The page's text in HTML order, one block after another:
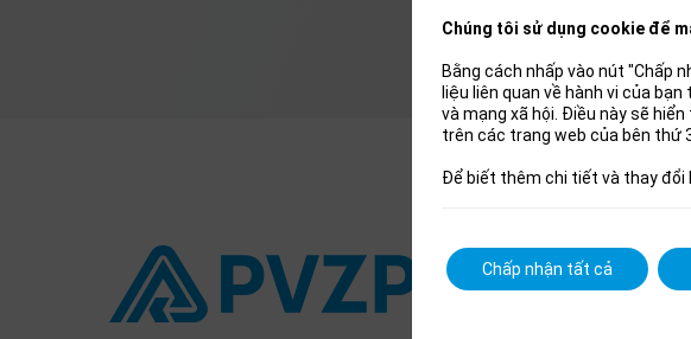
Chúng
Chúng tôi sử dụng cookie để
Bằng cách nhấp vào nút "Chấp
liệu liên quan về hành vi của
và mạng xã hội. Điều này sẽ
trên các trang web của bên thứ
Để biết thêm chi tiết và thay đổi
Chấp nhận tất cả